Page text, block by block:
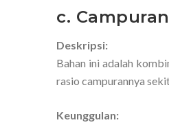
c.
Deskripsi:
Bahan ini adalah
rasio campurannya
Keunggulan: